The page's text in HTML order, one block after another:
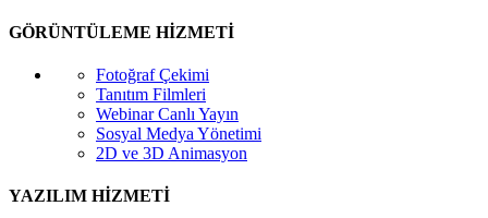
GÖRÜNTÜLEME HİZMETİ
Fotoğraf Çekimi
Tanıtım Filmleri
Webinar Canlı Yayın
Sosyal Medya Yönetimi
2D ve 3D Animasyon
YAZILIM HİZMETİ